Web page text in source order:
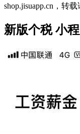
shop.jisuapp.cn，转载
新版个税 小